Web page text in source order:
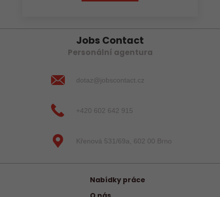
Jobs Contact
Personální agentura
dotaz@jobscontact.cz
+420 602 642 915
Křenová 531/69a, 602 00 Brno
Nabídky práce